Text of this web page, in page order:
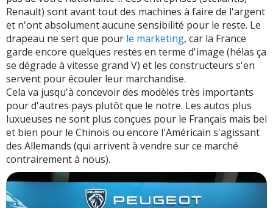
Renault) sont avant tout des machines à faire de l'argent
et n'ont absolument aucune sensibilité pour le reste. Le
drapeau ne sert que pour le marketing, car la France
garde encore quelques restes en terme d'image (hélas ça
se dégrade à vitesse grand V) et les constructeurs s'en
servent pour écouler leur marchandise.
Cela va jusqu'à concevoir des modèles très importants
pour d'autres pays plutôt que le notre. Les autos plus
luxueuses ne sont plus conçues pour le Français mais bel
et bien pour le Chinois ou encore l'Américain s'agissant
des Allemands (qui arrivent à vendre sur ce marché
contrairement à nous).